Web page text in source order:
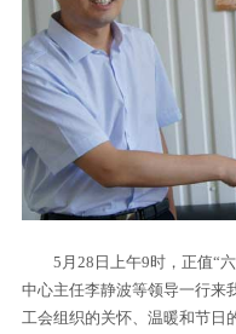
视频在线
5月28日上午9时，正值“六
中心主任李静波等领导一行来
工会组织的关怀、温暖和节日